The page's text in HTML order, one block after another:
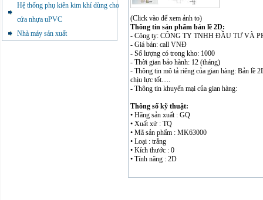
Hệ thống phụ kiên kim khí dùng cho
cửa nhựa uPVC
Nhà máy sản xuất
(Click vào để xem ảnh to)
Thông tin sản phẩm bản lề 2D:
- Công ty: CÔNG TY TNHH ĐẦU TƯ VÀ
- Giá bán: call VNĐ
- Số lượng có trong kho: 1000
- Thời gian bảo hành: 12 (tháng)
- Thông tin mô tả riêng của gian hàng: Bản lề
chịu lực tốt.....
- Thông tin khuyến mại của gian hàng:
Thông số kỹ thuật:
• Hãng sản xuất : GQ
• Xuất xứ : TQ
• Mã sản phẩm : MK63000
• Loại : trắng
• Kích thước : 0
• Tính năng : 2D